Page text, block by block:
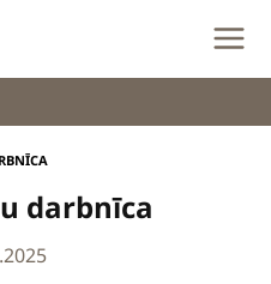
darbnīca